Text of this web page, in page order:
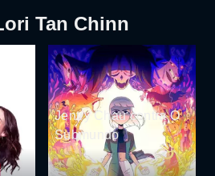
Tan Chinn
Jentry Chau contra O
Submundo